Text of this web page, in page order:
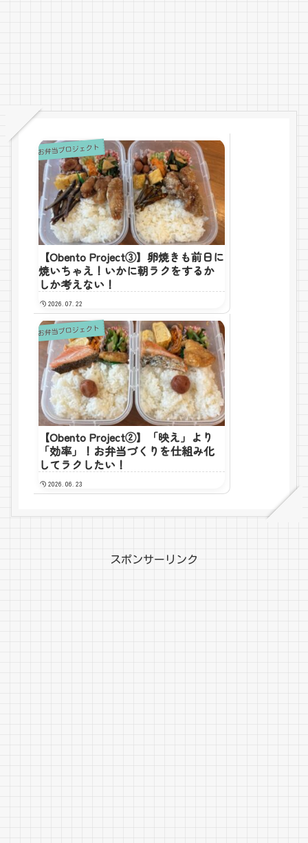
お弁当プロジェクト
【Obento Project③】卵焼きも前日に
焼いちゃえ！いかに朝ラクをするか
しか考えない！
2026.07.22
お弁当プロジェクト
【Obento Project②】「映え」より
「効率」！お弁当づくりを仕組み化
してラクしたい！
2026.06.23
スポンサーリンク